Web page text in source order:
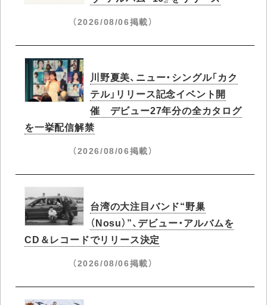
（2026/08/06掲載）
川野夏美、ニュー・シングル「カク
テル」リリース記念イベント開
催 デビュー27年分の全カタログ
を一挙配信解禁
（2026/08/06掲載）
台湾の大注目バンド“野巢
（Nosu）”、デビュー・アルバムを
CD＆レコードでリリース決定
（2026/08/06掲載）